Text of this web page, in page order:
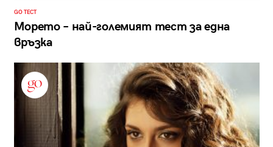
GO ТЕСТ
Морето – най-големият тест за една
връзка